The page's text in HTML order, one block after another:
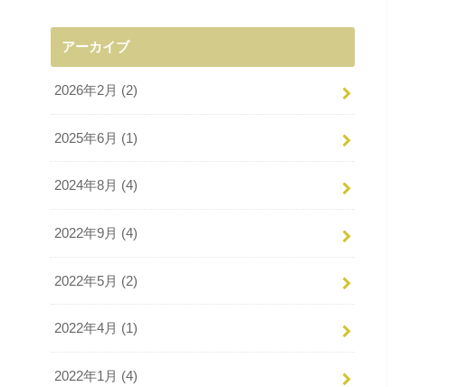
アーカイブ
2026年2月 (2)
2025年6月 (1)
2024年8月 (4)
2022年9月 (4)
2022年5月 (2)
2022年4月 (1)
2022年1月 (4)